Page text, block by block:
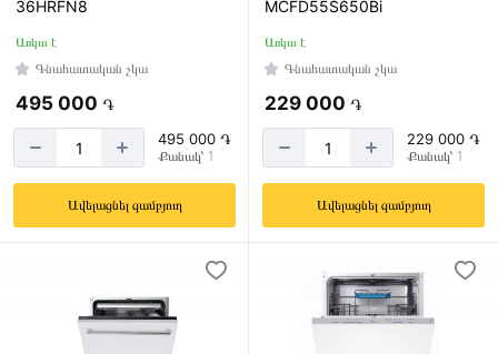
36HRFN8
Առկա է
Գնահատական չկա
495 000 ֏
495 000 ֏
Քանակ՝ 1
Ավելացնել զամբյուղ
MCFD55S650Bi
Առկա է
Գնահատական չկա
229 000 ֏
229 000 ֏
Քանակ՝ 1
Ավելացնել զամբյուղ